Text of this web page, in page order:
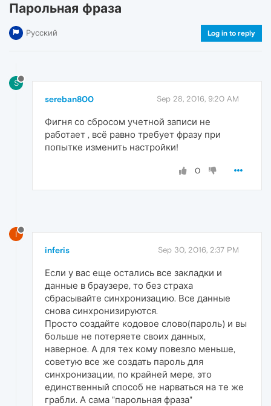
Парольная фраза
Русский Log in to reply
S
sereban800 Sep 28, 2016, 9:20 AM
Фигня со сбросом учетной записи не
работает , всё равно требует фразу при
попытке изменить настройки!
0
I
inferis Sep 30, 2016, 2:37 PM
Если у вас еще остались все закладки и
данные в браузере, то без страха
сбрасывайте синхронизацию. Все данные
снова синхронизируются.
Просто создайте кодовое слово(пароль) и вы
больше не потеряете своих данных,
наверное. А для тех кому повезло меньше,
советую все же создать пароль для
синхронизации, по крайней мере, это
единственный способ не нарваться на те же
грабли. А сама "парольная фраза"